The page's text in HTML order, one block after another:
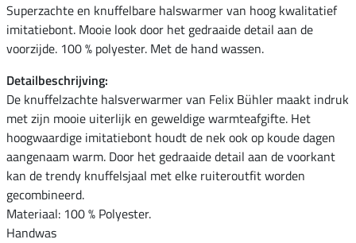
Superzachte en knuffelbare halswarmer van hoog kwalitatief
imitatiebont. Mooie look door het gedraaide detail aan de
voorzijde. 100 % polyester. Met de hand wassen.
Detailbeschrijving:
De knuffelzachte halsverwarmer van Felix Bühler maakt indruk
met zijn mooie uiterlijk en geweldige warmteafgifte. Het
hoogwaardige imitatiebont houdt de nek ook op koude dagen
aangenaam warm. Door het gedraaide detail aan de voorkant
kan de trendy knuffelsjaal met elke ruiteroutfit worden
gecombineerd.
Materiaal: 100 % Polyester.
Handwas